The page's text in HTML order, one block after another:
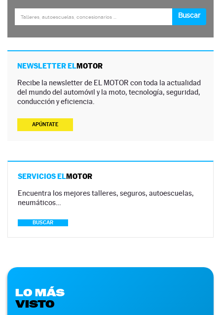
NEWSLETTER ELMOTOR
Recibe la newsletter de EL MOTOR con toda la actualidad
del mundo del automóvil y la moto, tecnología, seguridad,
conducción y eficiencia.
APÚNTATE
SERVICIOS ELMOTOR
Encuentra los mejores talleres, seguros, autoescuelas,
neumáticos…
BUSCAR
LO MÁS
VISTO